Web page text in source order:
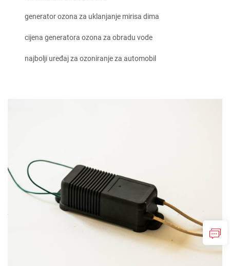
generator ozona za uklanjanje mirisa dima
cijena generatora ozona za obradu vode
najbolji uređaj za ozoniranje za automobil